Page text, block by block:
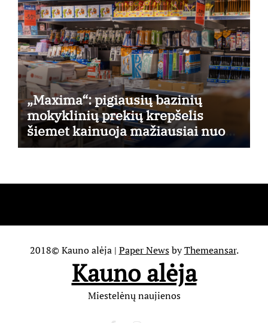
„Maxima“: pigiausių bazinių
mokyklinių prekių krepšelis
šiemet kainuoja mažiausiai nuo
2022-ųjų
2018© Kauno alėja | Paper NewsbyThemeansar.
Kauno alėja
Miestelėnų naujienos